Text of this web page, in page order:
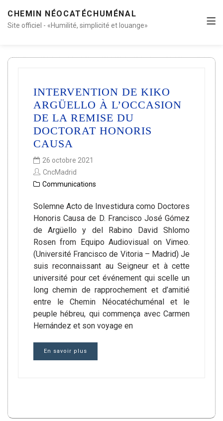
CHEMIN NÉOCATÉCHUMÉNAL
Site officiel - «Humilité, simplicité et louange»
INTERVENTION DE KIKO
ARGÜELLO À L’OCCASION
DE LA REMISE DU
DOCTORAT HONORIS
CAUSA
26 octobre 2021
CncMadrid
Communications
Solemne Acto de Investidura como Doctores
Honoris Causa de D. Francisco José Gómez
de Argüello y del Rabino David Shlomo
Rosen from Equipo Audiovisual on Vimeo.
(Université Francisco de Vitoria – Madrid) Je
suis reconnaissant au Seigneur et à cette
université pour cet événement qui scelle un
long chemin de rapprochement et d’amitié
entre le Chemin Néocatéchuménal et le
peuple hébreu, qui commença avec Carmen
Hernández et son voyage en
En savoir plus